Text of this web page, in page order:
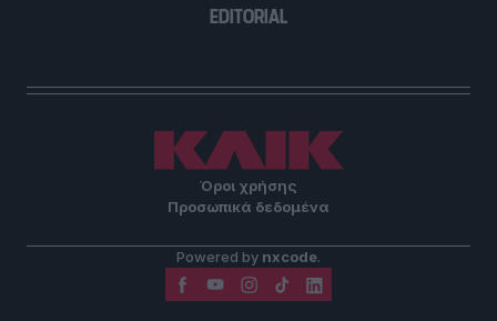
EDITORIAL
Όροι χρήσης
Προσωπικά δεδομένα
Powered by nxcode.